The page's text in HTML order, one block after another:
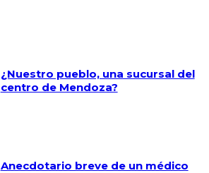
¿Nuestro pueblo, una sucursal del
centro de Mendoza?
Anecdotario breve de un médico